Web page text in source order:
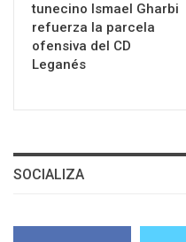
tunecino Ismael Gharbi
refuerza la parcela
ofensiva del CD
Leganés
SOCIALIZA